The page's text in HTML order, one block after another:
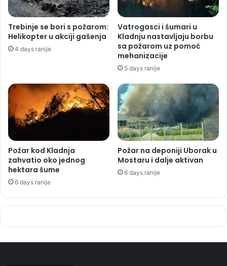
Trebinje se bori s požarom:
Helikopter u akciji gašenja
4 days ranije
Vatrogasci i šumari u
Kladnju nastavljaju borbu
sa požarom uz pomoć
mehanizacije
5 days ranije
Požar kod Kladnja
zahvatio oko jednog
hektara šume
6 days ranije
Požar na deponiji Uborak u
Mostaru i dalje aktivan
6 days ranije